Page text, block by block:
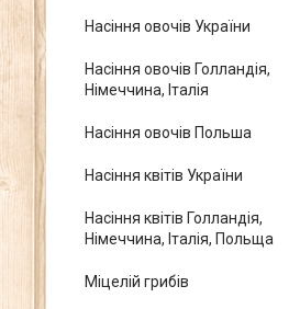
Насіння овочів України
Насіння овочів Голландія,
Німеччина, Італія
Насіння овочів Польша
Насіння квітів України
Насіння квітів Голландія,
Німеччина, Італія, Польща
Міцелій грибів